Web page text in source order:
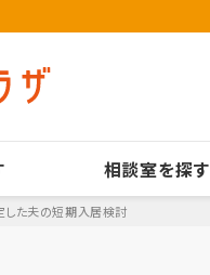
相談室を探す
した夫の短期入居検討